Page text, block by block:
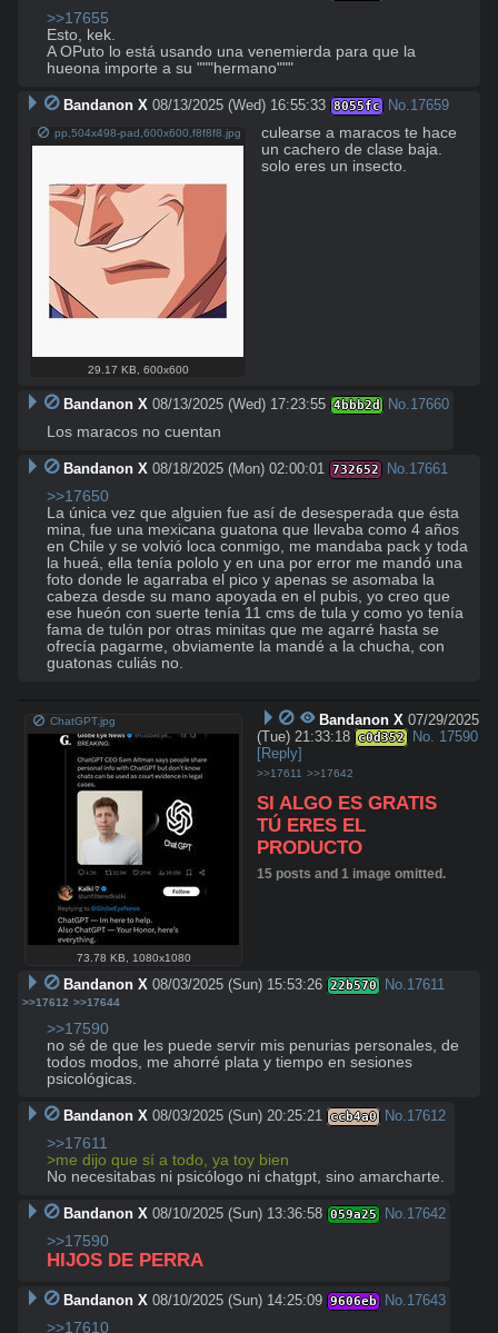
>>17655
Esto, kek.
A OPuto lo está usando una venemierda para que la
hueona importe a su """hermano"""
Bandanon X 08/13/2025 (Wed) 16:55:33 8055fc No. 17659
pp,504x498-pad,600x600,f8f8f8.jpg
29.17 KB 600x600
culearse a maracos te hace
un cachero de clase baja.
solo eres un insecto.
Bandanon X 08/13/2025 (Wed) 17:23:55 4bbb2d No.17660
Los maracos no cuentan
Bandanon X 08/18/2025 (Mon) 02:00:01 732652 No.17661
>>17650
La única vez que alguien fue así de desesperada que ésta
mina, fue una mexicana guatona que llevaba como 4 años
en Chile y se volvió loca conmigo, me mandaba pack y toda
la hueá, ella tenía pololo y en una por error me mandó una
foto donde le agarraba el pico y apenas se asomaba la
cabeza desde su mano apoyada en el pubis, yo creo que
ese hueón con suerte tenía 11 cms de tula y como yo tenía
fama de tulón por otras minitas que me agarré hasta se
ofrecía pagarme, obviamente la mandé a la chucha, con
guatonas culiás no.
ChatGPT.jpg
73.78 KB, 1080x1080
Bandanon X 07/29/2025
(Tue) 21:33:18 c0d352 No. 17590
[Reply]
>>17611 >>17642
SI ALGO ES GRATIS
TÚ ERES EL
PRODUCTO
15 posts and 1 image omitted.
Bandanon X 08/03/2025 (Sun) 15:53:26 22b570 No. 17611
>>17612 >>17644
>>17590
no sé de que les puede servir mis penurias personales, de
todos modos, me ahorré plata y tiempo en sesiones
psicológicas.
Bandanon X 08/03/2025 (Sun) 20:25:21 ccb4a0 No. 17612
>>17611
>me dijo que sí a todo, ya toy bien
No necesitabas ni psicólogo ni chatgpt, sino amarcharte.
Bandanon X 08/10/2025 (Sun) 13:36:58 059a25 No. 17642
>>17590
HIJOS DE PERRA
Bandanon X 08/10/2025 (Sun) 14:25:09 9606eb No. 17643
>>17610